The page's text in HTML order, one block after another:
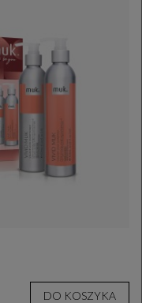
DO KOSZYKA